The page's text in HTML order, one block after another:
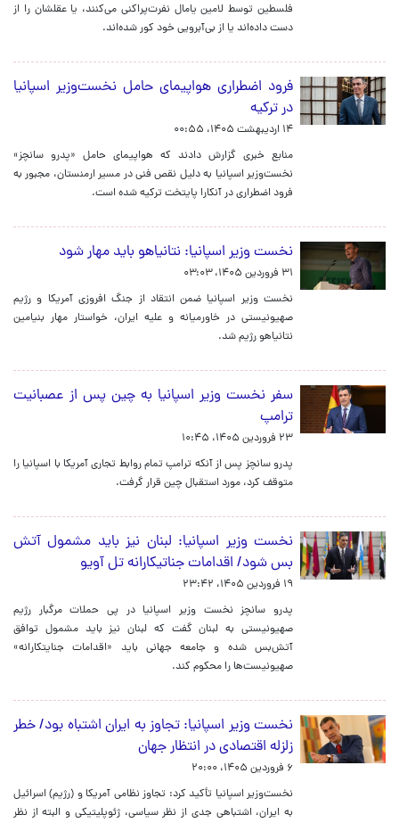
فلسطین توسط لامین یامال نفرت‌پراکنی می‌کنند، یا عقلشان را از
دست داده‌اند یا از بی‌آبرویی خود کور شده‌اند.
فرود اضطراری هواپیمای حامل نخست‌وزیر اسپانیا
در ترکیه
۱۴ اردیبهشت ۱۴۰۵، ۰۰:۵۵
منابع خبری گزارش دادند که هواپیمای حامل «پدرو سانچز»
نخست‌وزیر اسپانیا به دلیل نقص فنی در مسیر ارمنستان، مجبور به
فرود اضطراری در آنکارا پایتخت ترکیه شده است.
نخست وزیر اسپانیا: نتانیاهو باید مهار شود
۳۱ فروردین ۱۴۰۵، ۰۳:۰۳
نخست وزیر اسپانیا ضمن انتقاد از جنگ افروزی آمریکا و رژیم
صهیونیستی در خاورمیانه و علیه ایران، خواستار مهار بنیامین
نتانیاهو رژیم شد.
سفر نخست وزیر اسپانیا به چین پس از عصبانیت
ترامپ
۲۳ فروردین ۱۴۰۵، ۱۰:۴۵
پدرو سانچز پس از آنکه ترامپ تمام روابط تجاری آمریکا با اسپانیا را
متوقف کرد، مورد استقبال چین قرار گرفت.
نخست وزیر اسپانیا: لبنان نیز باید مشمول آتش
بس شود/ اقدامات جناتیکارانه تل آویو
۱۹ فروردین ۱۴۰۵، ۲۳:۴۲
پدرو سانچز نخست وزیر اسپانیا در پی حملات مرگبار رژیم
صهیونیستی به لبنان گفت که لبنان نیز باید مشمول توافق
آتش‌بس شده و جامعه جهانی باید «اقدامات جنایتکارانه»
صهیونیست‌ها را محکوم کند.
نخست وزیر اسپانیا: تجاوز به ایران اشتباه بود/ خطر
زلزله اقتصادی در انتظار جهان
۶ فروردین ۱۴۰۵، ۲۰:۰۰
نخست‌وزیر اسپانیا تأکید کرد:‌ تجاوز نظامی آمریکا و (رژیم) اسرائیل
به ایران، اشتباهی جدی از نظر سیاسی، ژئوپلیتیکی و البته از نظر